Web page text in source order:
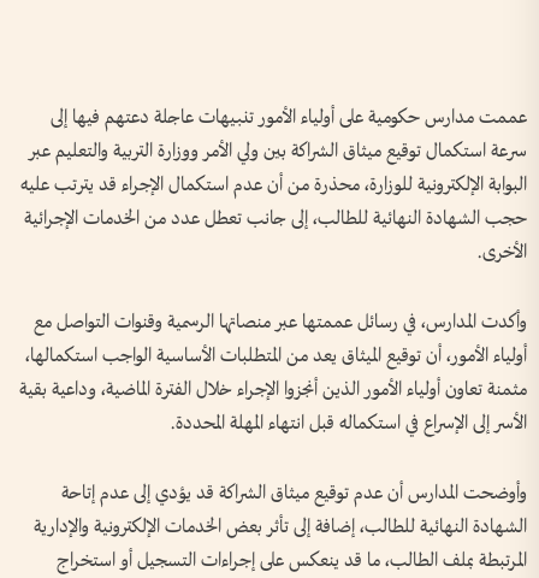
عممت مدارس حكومية على أولياء الأمور تنبيهات عاجلة دعتهم فيها إلى
سرعة استكمال توقيع ميثاق الشراكة بين ولي الأمر ووزارة التربية والتعليم عبر
البوابة الإلكترونية للوزارة، محذرة من أن عدم استكمال الإجراء قد يترتب عليه
حجب الشهادة النهائية للطالب، إلى جانب تعطل عدد من الخدمات الإجرائية
الأخرى.
وأكدت المدارس، في رسائل عممتها عبر منصاتها الرسمية وقنوات التواصل مع
أولياء الأمور، أن توقيع الميثاق يعد من المتطلبات الأساسية الواجب استكمالها،
مثمنة تعاون أولياء الأمور الذين أنجزوا الإجراء خلال الفترة الماضية، وداعية بقية
الأسر إلى الإسراع في استكماله قبل انتهاء المهلة المحددة.
وأوضحت المدارس أن عدم توقيع ميثاق الشراكة قد يؤدي إلى عدم إتاحة
الشهادة النهائية للطالب، إضافة إلى تأثر بعض الخدمات الإلكترونية والإدارية
المرتبطة بملف الطالب، ما قد ينعكس على إجراءات التسجيل أو استخراج